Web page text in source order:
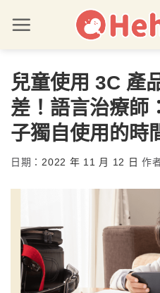
兒童使用 3C 產
差！語言治療師
子獨自使用的時
日期： 2022 年 11 月 12 日 作